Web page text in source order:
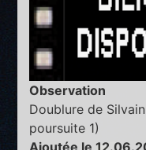
Observation
Doublure de
poursuite 1)